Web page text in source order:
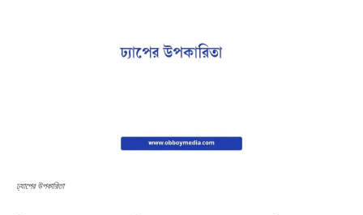
ঢ্যাপের উপকারিতা